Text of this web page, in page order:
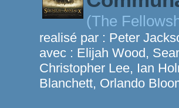
(The
realisé par : Peter
avec : Elijah Wood,
Christopher Lee, Ian
Blanchett, Orlando